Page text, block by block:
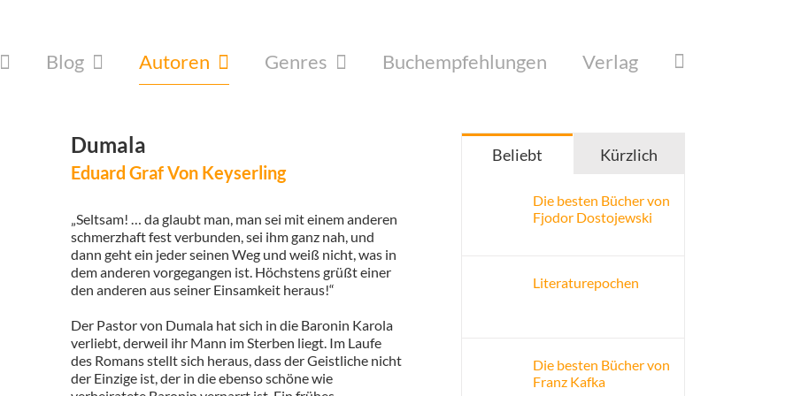
Blog Autoren Genres Buchempfehlungen Verlag
Dumala
Eduard Graf Von Keyserling
„Seltsam! … da glaubt man, man sei mit einem anderen
schmerzhaft fest verbunden, sei ihm ganz nah, und
dann geht ein jeder seinen Weg und weiß nicht, was in
dem anderen vorgegangen ist. Höchstens grüßt einer
den anderen aus seiner Einsamkeit heraus!“
Der Pastor von Dumala hat sich in die Baronin Karola
verliebt, derweil ihr Mann im Sterben liegt. Im Laufe
des Romans stellt sich heraus, dass der Geistliche nicht
der Einzige ist, der in die ebenso schöne wie
Beliebt Kürzlich
Die besten Bücher von
Fjodor Dostojewski
Literaturepochen
Die besten Bücher von
Franz Kafka